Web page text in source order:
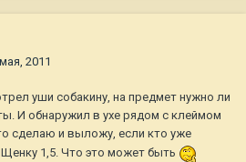
2011
уши собакину, на предмет нужно ли
И обнаружил в ухе рядом с клеймом
сделаю и выложу, если кто уже
1,5. Что это может быть